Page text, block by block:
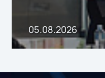
05.08.2026